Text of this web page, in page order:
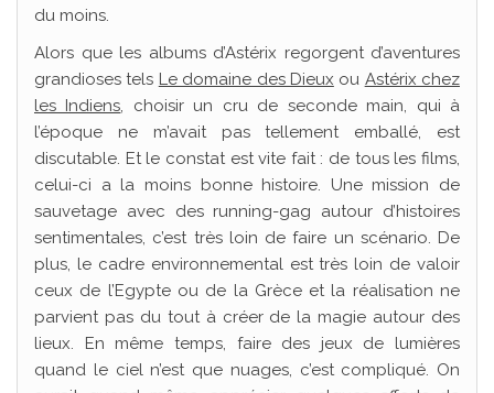
du moins.
Alors que les albums d’Astérix regorgent d’aventures
grandioses tels Le domaine des Dieux ou Astérix chez
les Indiens, choisir un cru de seconde main, qui à
l’époque ne m’avait pas tellement emballé, est
discutable. Et le constat est vite fait : de tous les films,
celui-ci a la moins bonne histoire. Une mission de
sauvetage avec des running-gag autour d’histoires
sentimentales, c’est très loin de faire un scénario. De
plus, le cadre environnemental est très loin de valoir
ceux de l’Egypte ou de la Grèce et la réalisation ne
parvient pas du tout à créer de la magie autour des
lieux. En même temps, faire des jeux de lumières
quand le ciel n’est que nuages, c’est compliqué. On